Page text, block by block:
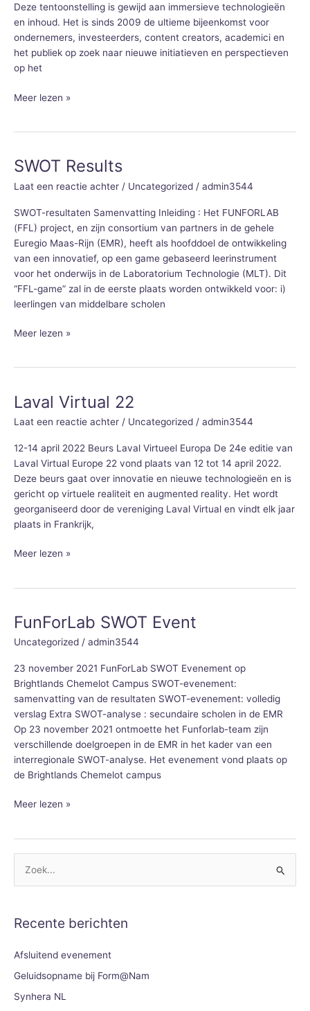
Deze tentoonstelling is gewijd aan immersieve technologieën
en inhoud. Het is sinds 2009 de ultieme bijeenkomst voor
ondernemers, investeerders, content creators, academici en
het publiek op zoek naar nieuwe initiatieven en perspectieven
op het
Meer lezen »
SWOT Results
Laat een reactie achter / Uncategorized / admin3544
SWOT-resultaten Samenvatting Inleiding : Het FUNFORLAB
(FFL) project, en zijn consortium van partners in de gehele
Euregio Maas-Rijn (EMR), heeft als hoofddoel de ontwikkeling
van een innovatief, op een game gebaseerd leerinstrument
voor het onderwijs in de Laboratorium Technologie (MLT). Dit
“FFL-game” zal in de eerste plaats worden ontwikkeld voor: i)
leerlingen van middelbare scholen
SWOT
Meer lezen »
Laval Virtual 22
Laat een reactie achter / Uncategorized / admin3544
12-14 april 2022 Beurs Laval Virtueel Europa De 24e editie van
Laval Virtual Europe 22 vond plaats van 12 tot 14 april 2022.
Deze beurs gaat over innovatie en nieuwe technologieën en is
gericht op virtuele realiteit en augmented reality. Het wordt
georganiseerd door de vereniging Laval Virtual en vindt elk jaar
plaats in Frankrijk,
Laval
Meer lezen »
FunForLab SWOT Event
Uncategorized / admin3544
23 november 2021 FunForLab SWOT Evenement op
Brightlands Chemelot Campus SWOT-evenement:
samenvatting van de resultaten SWOT-evenement: volledig
verslag Extra SWOT-analyse : secundaire scholen in de EMR
Op 23 november 2021 ontmoette het Funforlab-team zijn
verschillende doelgroepen in de EMR in het kader van een
interregionale SWOT-analyse. Het evenement vond plaats op
de Brightlands Chemelot campus
FunForLab
Event
Meer lezen »
k
r
Recente berichten
Afsluitend evenement
Geluidsopname bij Form@Nam
Synhera NL